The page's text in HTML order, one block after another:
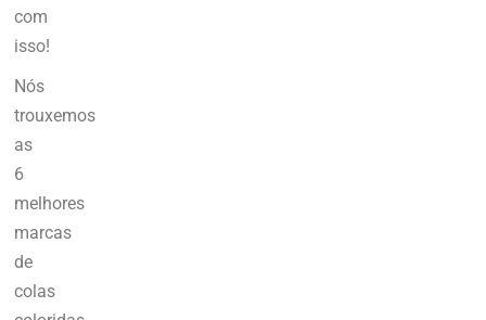
com
isso!
Nós
trouxemos
as
6
melhores
marcas
de
colas